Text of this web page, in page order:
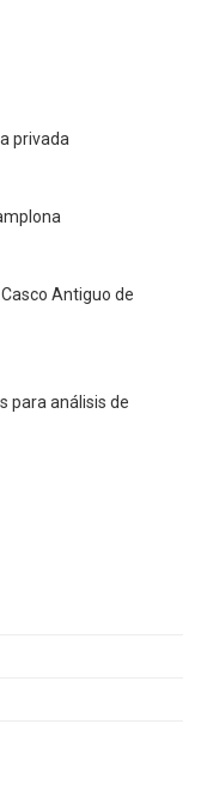
privada
Antiguo de
para análisis de